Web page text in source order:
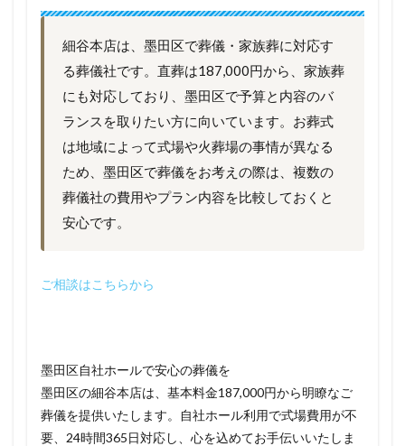
細谷本店は、墨田区で葬儀・家族葬に対応す
る葬儀社です。直葬は187,000円から、家族葬
にも対応しており、墨田区で予算と内容のバ
ランスを取りたい方に向いています。お葬式
は地域によって式場や火葬場の事情が異なる
ため、墨田区で葬儀をお考えの際は、複数の
葬儀社の費用やプラン内容を比較しておくと
安心です。
ご相談はこちらから
墨田区自社ホールで安心の葬儀を
墨田区の細谷本店は、基本料金187,000円から明瞭なご
葬儀を提供いたします。自社ホール利用で式場費用が不
要、24時間365日対応し、心を込めてお手伝いいたしま